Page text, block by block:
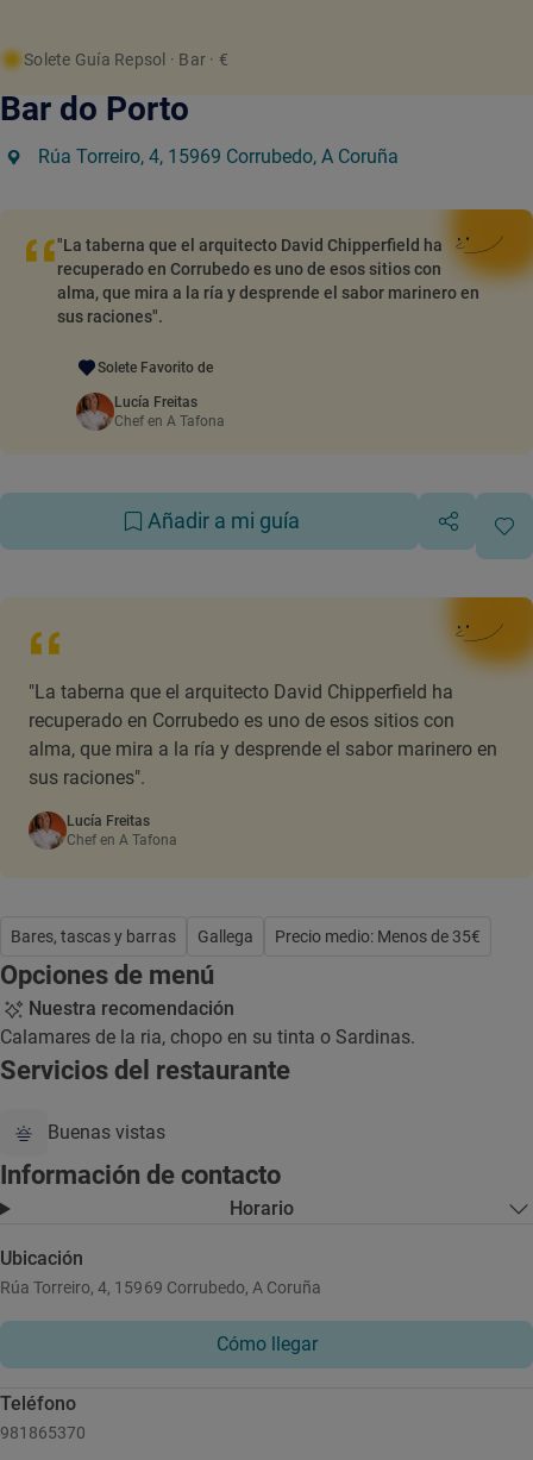
Solete Guía Repsol · Bar · €
Bar do Porto
Rúa Torreiro, 4, 15969 Corrubedo, A Coruña
"La taberna que el arquitecto David Chipperfield ha
recuperado en Corrubedo es uno de esos sitios con
alma, que mira a la ría y desprende el sabor marinero en
sus raciones".
Solete Favorito de
Lucía Freitas
Chef en A Tafona
Añadir a mi guía
"La taberna que el arquitecto David Chipperfield ha
recuperado en Corrubedo es uno de esos sitios con
alma, que mira a la ría y desprende el sabor marinero en
sus raciones".
Lucía Freitas
Chef en A Tafona
Bares, tascas y barras Gallega Precio medio: Menos de 35€
Opciones de menú
Nuestra recomendación
Calamares de la ria, chopo en su tinta o Sardinas.
Servicios del restaurante
Buenas vistas
Información de contacto
Horario
Ubicación
Rúa Torreiro, 4, 15969 Corrubedo, A Coruña
Cómo llegar
Teléfono
981865370